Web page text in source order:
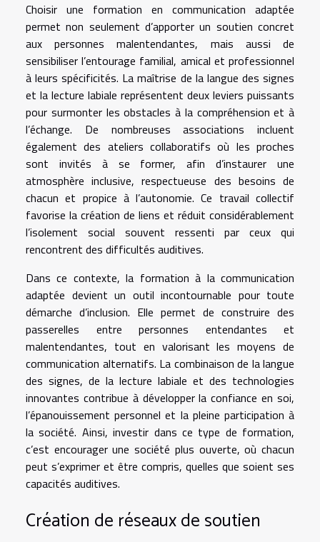
Choisir une formation en communication adaptée
permet non seulement d’apporter un soutien concret
aux personnes malentendantes, mais aussi de
sensibiliser l’entourage familial, amical et professionnel
à leurs spécificités. La maîtrise de la langue des signes
et la lecture labiale représentent deux leviers puissants
pour surmonter les obstacles à la compréhension et à
l’échange. De nombreuses associations incluent
également des ateliers collaboratifs où les proches
sont invités à se former, afin d’instaurer une
atmosphère inclusive, respectueuse des besoins de
chacun et propice à l’autonomie. Ce travail collectif
favorise la création de liens et réduit considérablement
l’isolement social souvent ressenti par ceux qui
rencontrent des difficultés auditives.
Dans ce contexte, la formation à la communication
adaptée devient un outil incontournable pour toute
démarche d’inclusion. Elle permet de construire des
passerelles entre personnes entendantes et
malentendantes, tout en valorisant les moyens de
communication alternatifs. La combinaison de la langue
des signes, de la lecture labiale et des technologies
innovantes contribue à développer la confiance en soi,
l’épanouissement personnel et la pleine participation à
la société. Ainsi, investir dans ce type de formation,
c’est encourager une société plus ouverte, où chacun
peut s’exprimer et être compris, quelles que soient ses
capacités auditives.
Création de réseaux de soutien